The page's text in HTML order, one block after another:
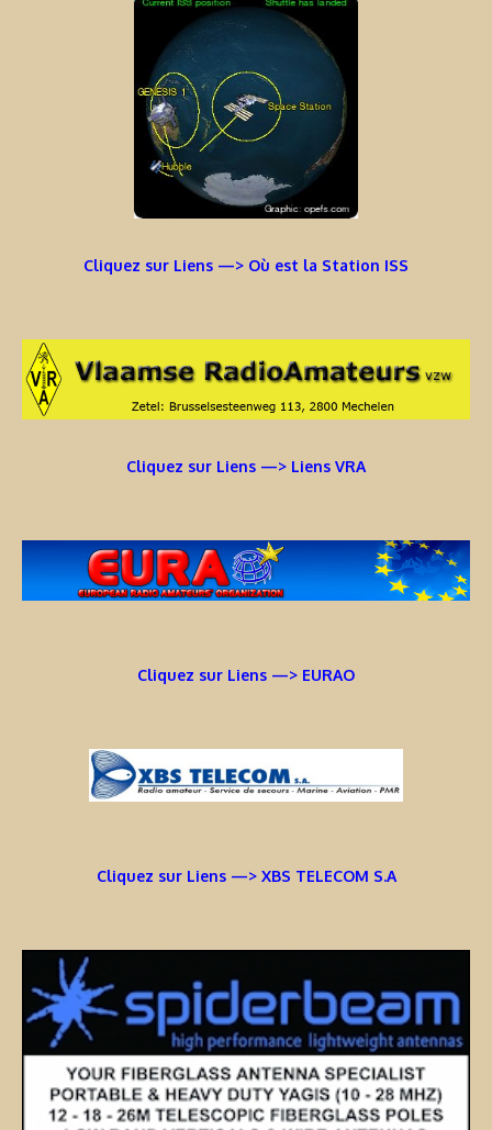
Cliquez sur Liens —> Où est la Station ISS
Cliquez sur Liens —> Liens VRA
Cliquez sur Liens —> EURAO
Cliquez sur Liens —> XBS TELECOM S.A